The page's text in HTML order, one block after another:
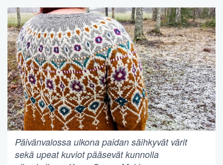
Päivänvalossa ulkona paidan säihkyvät värit
sekä upeat kuviot pääsevät kunnolla